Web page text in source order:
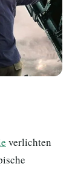
verlichten